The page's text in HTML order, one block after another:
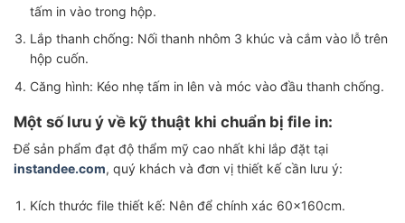
tấm in vào trong hộp.
Lắp thanh chống: Nối thanh nhôm 3 khúc và cắm vào lỗ trên
hộp cuốn.
Căng hình: Kéo nhẹ tấm in lên và móc vào đầu thanh chống.
Một số lưu ý về kỹ thuật khi chuẩn bị file in:
Để sản phẩm đạt độ thẩm mỹ cao nhất khi lắp đặt tại
instandee.com, quý khách và đơn vị thiết kế cần lưu ý:
Kích thước file thiết kế: Nên để chính xác 60x160cm.